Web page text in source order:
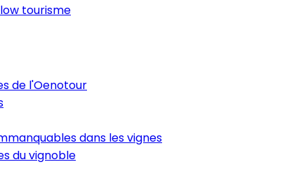
tourisme
de l'Oenotour
dans les vignes
du vignoble